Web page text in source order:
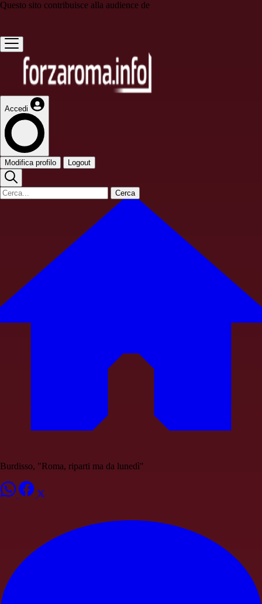
Questo sito contribuisce alla audience de
Accedi
Modifica profilo Logout
Cerca
Burdisso, "Roma, riparti ma da lunedì"